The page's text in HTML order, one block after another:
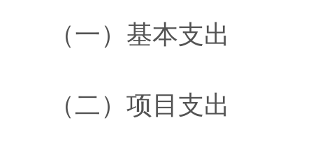
（一）基本支出
（二）项目支出